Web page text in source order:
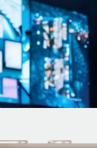
】現場の
ート～名